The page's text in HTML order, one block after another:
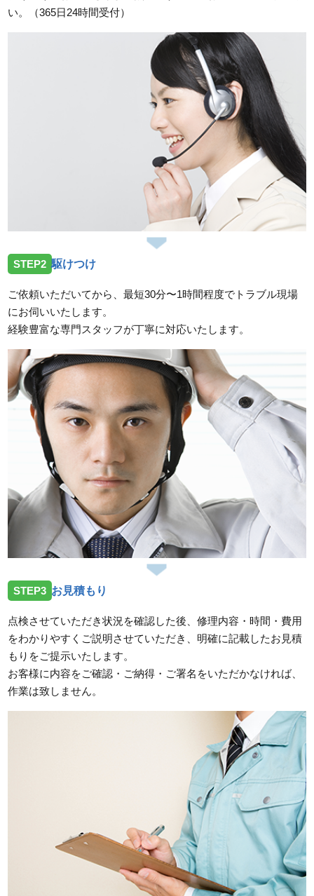
い。（365日24時間受付）
STEP2 駆けつけ
ご依頼いただいてから、最短30分〜1時間程度でトラブル現場
にお伺いいたします。
経験豊富な専門スタッフが丁寧に対応いたします。
STEP3 お見積もり
点検させていただき状況を確認した後、修理内容・時間・費用
をわかりやすくご説明させていただき、明確に記載したお見積
もりをご提示いたします。
お客様に内容をご確認・ご納得・ご署名をいただかなければ、
作業は致しません。